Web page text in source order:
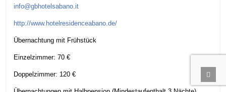
info@gbhotelsabano.it
http://www.hotelresidenceabano.de/
Übernachtung mit Frühstück
Einzelzimmer: 70 €
Doppelzimmer: 120 €